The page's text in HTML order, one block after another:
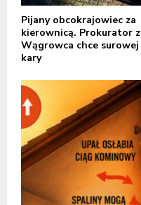
Pijany obcokrajowiec za
kierownicą. Prokurator z
Wągrowca chce surowej
kary